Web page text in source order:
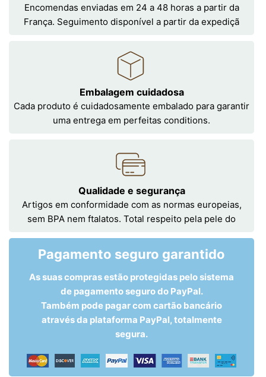
Encomendas enviadas em 24 a 48 horas a partir da
França. Seguimento disponível a partir da expediçã
Embalagem cuidadosa
Cada produto é cuidadosamente embalado para garantir
uma entrega em perfeitas conditions.
Qualidade e segurança
Artigos em conformidade com as normas europeias,
sem BPA nem ftalatos. Total respeito pela pele do
Pagamento seguro garantido
As suas compras estão protegidas pelo sistema
de pagamento seguro do PayPal.
Também pode pagar com cartão bancário
através da plataforma PayPal, totalmente
segura.